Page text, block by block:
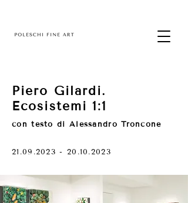
Piero Gilardi.
Ecosistemi 1:1
con testo di Alessandro Troncone
21.09.2023 - 20.10.2023